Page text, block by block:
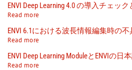
ENVI Deep Learning 4.0 の導入チェッ
Read more
ENVI 6.1における波長情報編集時の
Read more
ENVI Deep Learning ModuleとENVIの
Read more